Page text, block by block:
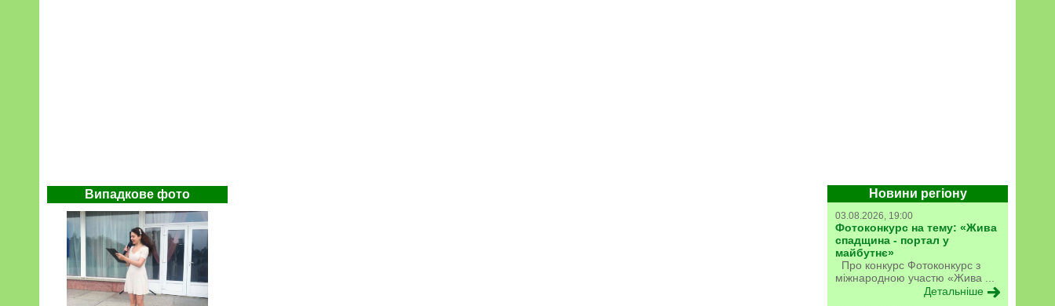
Випадкове фото Новини регіону
03.08.2026, 19:00
Фотоконкурс на тему: «Жива
спадщина - портал у
майбутнє»
Про конкурс Фотоконкурс з
міжнародною участю «Жива ...
Детальніше